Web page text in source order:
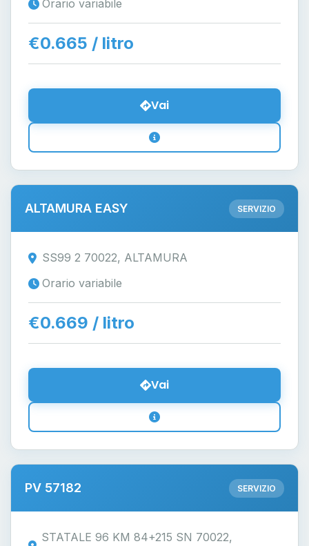
Orario variabile
€0.665 / litro
Vai
ALTAMURA EASY SERVIZIO
SS99 2 70022, ALTAMURA
Orario variabile
€0.669 / litro
Vai
PV 57182 SERVIZIO
STATALE 96 KM 84+215 SN 70022,